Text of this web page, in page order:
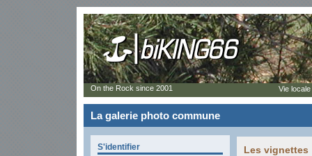
La galerie photo commune
S'identifier Les vignettes
On the Rock since 2001 Vie